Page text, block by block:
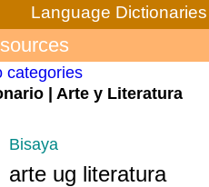
Language Dictionaries
categories
| Arte y Literatura
Bisaya
arte ug literatura